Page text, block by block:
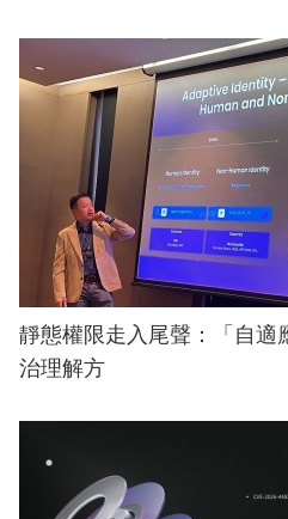
靜態權限走入尾聲：「自適
治理解方